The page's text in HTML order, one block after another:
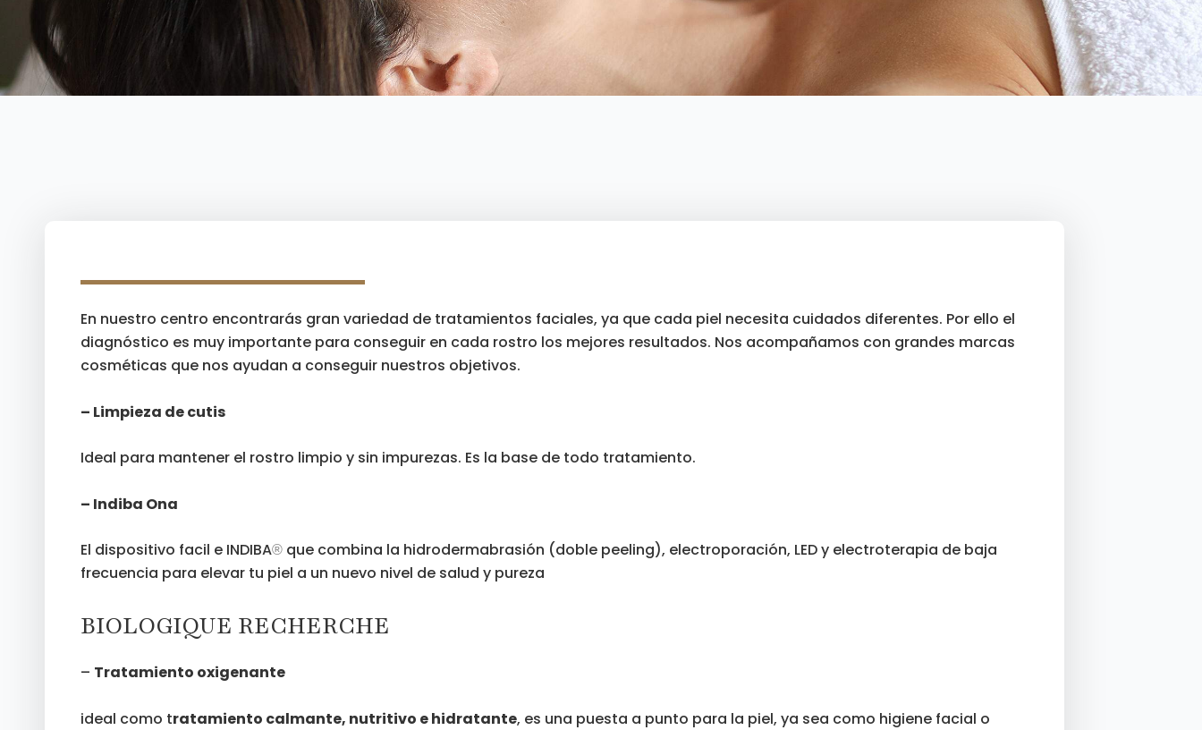
En nuestro centro encontrarás gran variedad de tratamientos faciales, ya que cada piel necesita cuidados diferentes. Por ello el
diagnóstico es muy importante para conseguir en cada rostro los mejores resultados. Nos acompañamos con grandes marcas
cosméticas que nos ayudan a conseguir nuestros objetivos.
– Limpieza de cutis
Ideal para mantener el rostro limpio y sin impurezas. Es la base de todo tratamiento.
– Indiba Ona
El dispositivo facil e INDIBA® que combina la hidrodermabrasión (doble peeling), electroporación, LED y electroterapia de baja
frecuencia para elevar tu piel a un nuevo nivel de salud y pureza
BIOLOGIQUE RECHERCHE
– Tratamiento oxigenante
ideal como tratamiento calmante, nutritivo e hidratante, es una puesta a punto para la piel, ya sea como higiene facial o